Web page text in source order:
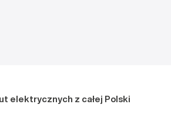
elektrycznych z całej Polski